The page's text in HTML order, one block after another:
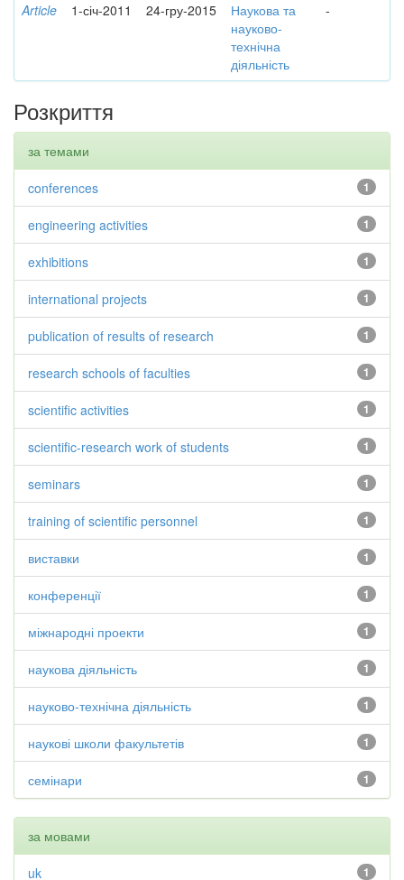
Article 1-січ-2011 24-гру-2015
Наукова та
науково-
технічна
діяльність
-
Розкриття
за темами
1
conferences
1
engineering activities
1
exhibitions
1
international projects
1
publication of results of research
1
research schools of faculties
1
scientific activities
1
scientific-research work of students
1
seminars
1
training of scientific personnel
1
виставки
1
конференції
1
міжнародні проекти
1
наукова діяльність
1
науково-технічна діяльність
1
наукові школи факультетів
1
семінари
за мовами
1
uk